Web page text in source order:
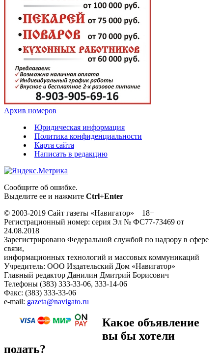
Архив номеров
Юридическая информация
Политика конфиденциальности
Карта сайта
Написать в редакцию
Сообщите об ошибке.
Выделите ее и нажмите Ctrl+Enter
© 2003-2019 Сайт газеты «Навигатор» 18+
Регистрационный номер: серия Эл № ФС77-73469 от
24.08.2018
Зарегистрировано Федеральной службой по надзору в сфере
связи,
информационных технологий и массовых коммуникаций
Учредитель: ООО Издательский Дом «Навигатор»
Главный редактор Данилин Дмитрий Борисович
Телефоны (383) 333-33-06, 333-14-06
Факс: (383) 333-33-06
e-mail: gazeta@navigato.ru
Какое объявление
вы бы хотели
подать?